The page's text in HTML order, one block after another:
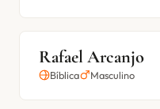
Rafael Arcanjo
Bíblica Masculino